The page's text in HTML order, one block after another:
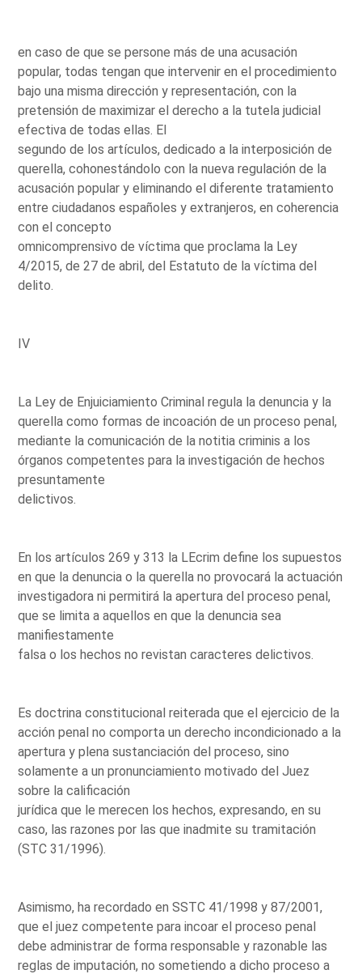
en caso de que se persone más de una acusación
popular, todas tengan que intervenir en el procedimiento
bajo una misma dirección y representación, con la
pretensión de maximizar el derecho a la tutela judicial
efectiva de todas ellas. El
segundo de los artículos, dedicado a la interposición de
querella, cohonestándolo con la nueva regulación de la
acusación popular y eliminando el diferente tratamiento
entre ciudadanos españoles y extranjeros, en coherencia
con el concepto
omnicomprensivo de víctima que proclama la Ley
4/2015, de 27 de abril, del Estatuto de la víctima del
delito.
IV
La Ley de Enjuiciamiento Criminal regula la denuncia y la
querella como formas de incoación de un proceso penal,
mediante la comunicación de la notitia criminis a los
órganos competentes para la investigación de hechos
presuntamente
delictivos.
En los artículos 269 y 313 la LEcrim define los supuestos
en que la denuncia o la querella no provocará la actuación
investigadora ni permitirá la apertura del proceso penal,
que se limita a aquellos en que la denuncia sea
manifiestamente
falsa o los hechos no revistan caracteres delictivos.
Es doctrina constitucional reiterada que el ejercicio de la
acción penal no comporta un derecho incondicionado a la
apertura y plena sustanciación del proceso, sino
solamente a un pronunciamiento motivado del Juez
sobre la calificación
jurídica que le merecen los hechos, expresando, en su
caso, las razones por las que inadmite su tramitación
(STC 31/1996).
Asimismo, ha recordado en SSTC 41/1998 y 87/2001,
que el juez competente para incoar el proceso penal
debe administrar de forma responsable y razonable las
reglas de imputación, no sometiendo a dicho proceso a